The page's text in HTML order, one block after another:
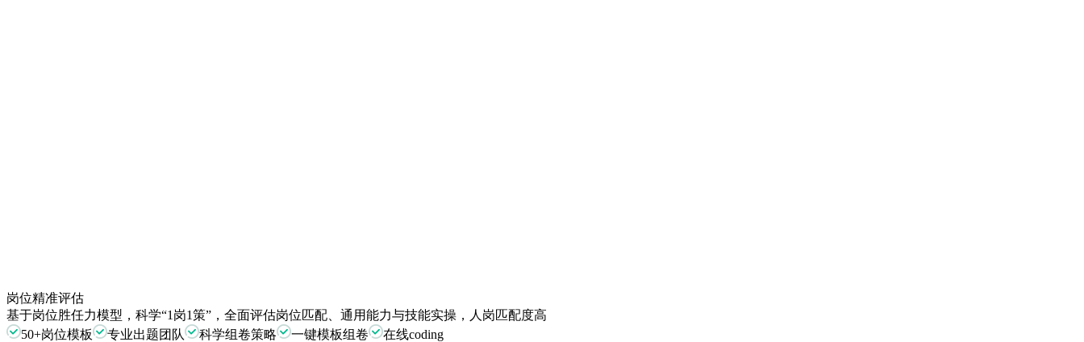
岗位精准评估
基于岗位胜任力模型，科学“1岗1策”，全面评估岗位匹配、通用能力与技能实操，人岗匹配度高
50+岗位模板
专业出题团队 科学组卷策略 一键模板组卷
在线coding